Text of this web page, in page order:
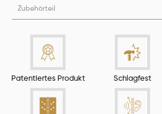
Zubehörteil
Patentiertes Produkt Schlagfest